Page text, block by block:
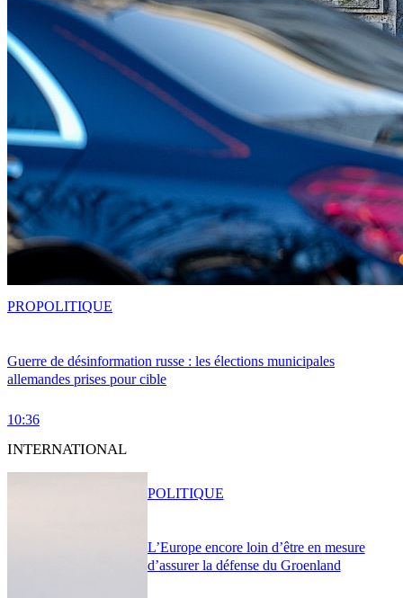
Guerre de désinformation russe : les élections municipales
allemandes prises pour cible
10:36
PROPOLITIQUE
INTERNATIONAL
L’Europe encore loin d’être en mesure
d’assurer la défense du Groenland
POLITIQUE